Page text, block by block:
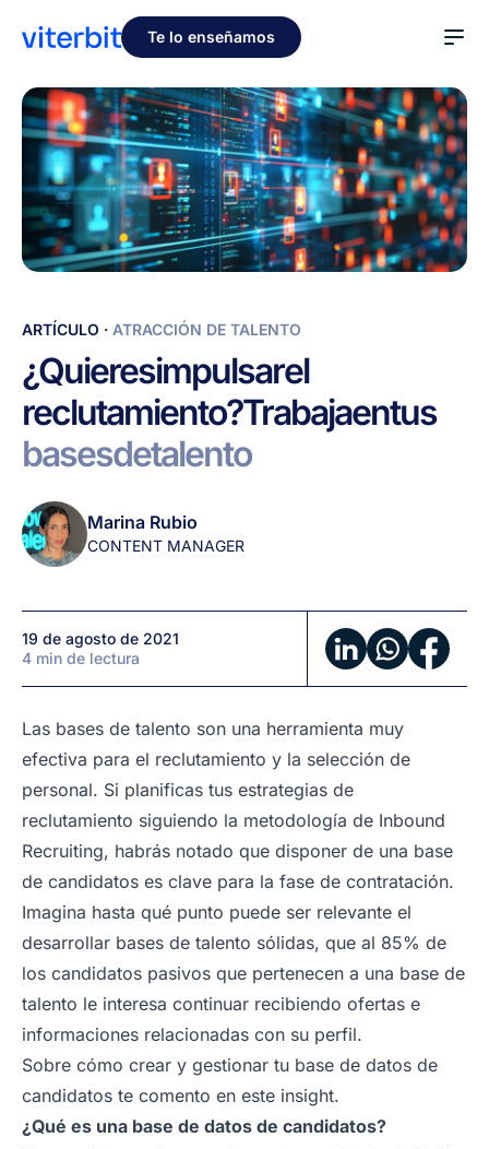
Te lo enseñamos
¿Quieres
impulsar
el
reclutamiento?
en
bases
de
talento
ARTÍCULO · ATRACCIÓN DE TALENTO
¿Quieresimpulsarel
reclutamiento?Trabajaentus
basesdetalento
Marina Rubio
CONTENT MANAGER
19 de agosto de 2021
4 min de lectura
Las bases de talento son una herramienta muy
efectiva para el reclutamiento y la selección de
personal. Si planificas tus estrategias de
reclutamiento siguiendo la metodología de Inbound
Recruiting, habrás notado que disponer de una base
de candidatos es clave para la fase de contratación.
Imagina hasta qué punto puede ser relevante el
desarrollar bases de talento sólidas, que al 85% de
los candidatos pasivos que pertenecen a una base de
talento le interesa continuar recibiendo ofertas e
informaciones relacionadas con su perfil.
Sobre cómo crear y gestionar tu base de datos de
candidatos te comento en este insight.
¿Qué es una base de datos de candidatos?